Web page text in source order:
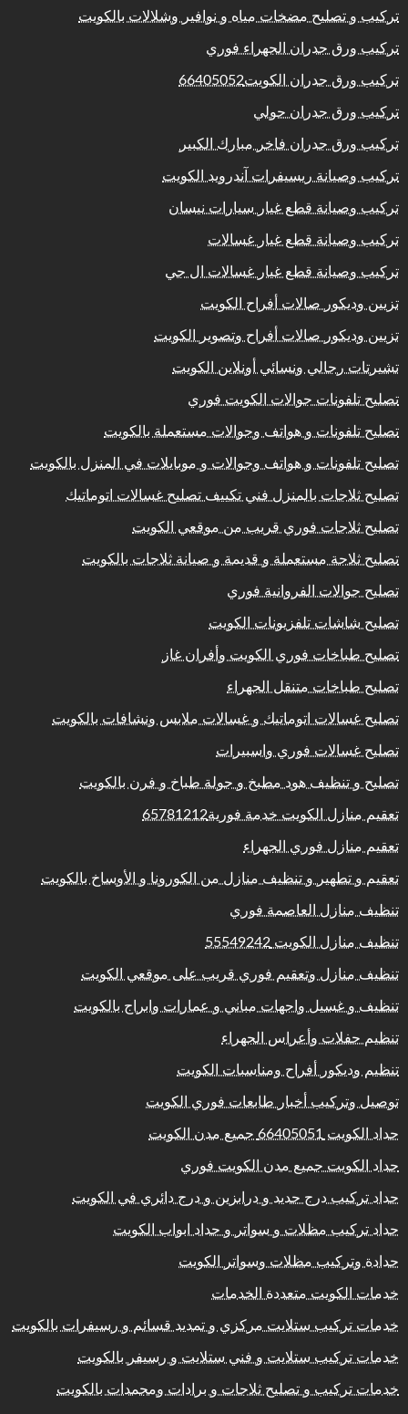
تركيب و تصليح مضخات مياه و نوافير وشلالات بالكويت
تركيب ورق جدران الجهراء فوري
تركيب ورق جدران الكويت66405052
تركيب ورق جدران حولي
تركيب ورق جدران فاخر مبارك الكبير
تركيب وصيانة ريسيفرات آندرويد الكويت
تركيب وصيانة قطع غيار سيارات نيسان
تركيب وصيانة قطع غيار غسالات
تركيب وصيانة قطع غيار غسالات ال جي
تزيين وديكور صالات أفراح الكويت
تزيين وديكور صالات أفراح وتصوير الكويت
تشيرتات رجالي ونسائي أونلاين الكويت
تصليح تلفونات جوالات الكويت فوري
تصليح تلفونات و هواتف وجوالات مستعملة بالكويت
تصليح تلفونات و هواتف وجوالات و موبايلات في المنزل بالكويت
تصليح ثلاجات بالمنزل فني تكييف تصليح غسالات اتوماتيك
تصليح ثلاجات فوري قريب من موقعي الكويت
تصليح ثلاجة مستعملة و قديمة و صيانة ثلاجات بالكويت
تصليح جوالات الفروانية فوري
تصليح شاشات تلفزيونات الكويت
تصليح طباخات فوري الكويت وأفران غاز
تصليح طباخات متنقل الجهراء
تصليح غسالات اتوماتيك و غسالات ملابس ونشافات بالكويت
تصليح غسالات فوري واسبيرات
تصليح و تنظيف هود مطبخ و جولة طباخ و فرن بالكويت
تعقيم منازل الكويت خدمة فورية65781212
تعقيم منازل فوري الجهراء
تعقيم و تطهير و تنظيف منازل من الكورونا و الأوساخ بالكويت
تنظيف منازل العاصمة فوري
تنظيف منازل الكويت 55549242
تنظيف منازل وتعقيم فوري قريب على موقعي الكويت
تنظيف و غسيل واجهات مباني و عمارات وابراج بالكويت
تنظيم حفلات وأعراس الجهراء
تنظيم وديكور أفراح ومناسبات الكويت
توصيل وتركيب أخبار طابعات فوري الكويت
حداد الكويت 66405051 جميع مدن الكويت
حداد الكويت جميع مدن الكويت فوري
حداد تركيب درج حديد و درابزين و درج دائري في الكويت
حداد تركيب مظلات و سواتر و حداد ابواب الكويت
حدادة وتركيب مظلات وسواتر الكويت
خدمات الكويت متعددة الخدمات
خدمات تركيب ستلايت مركزي و تمديد قسائم و رسيفرات بالكويت
خدمات تركيب ستلايت و فني ستلايت و رسيفر بالكويت
خدمات تركيب و تصليح ثلاجات و برادات ومجمدات بالكويت